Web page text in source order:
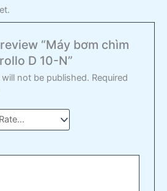
“Máy bơm chìm
D 10-N”
not be published. Required